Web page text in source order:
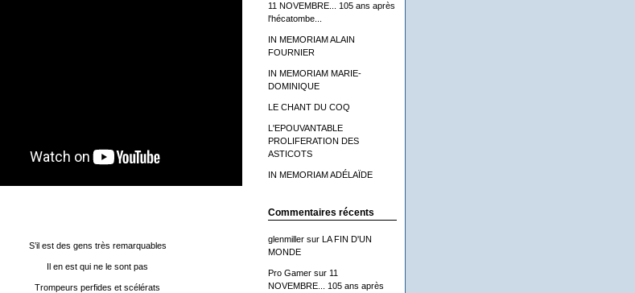
11 NOVEMBRE... 105 ans après
l'hécatombe...
IN MEMORIAM ALAIN
FOURNIER
IN MEMORIAM MARIE-
DOMINIQUE
LE CHANT DU COQ
L'EPOUVANTABLE
PROLIFERATION DES
ASTICOTS
IN MEMORIAM ADÉLAÏDE
Commentaires récents
glenmillersur LA FIN D'UN
MONDE
Pro Gamersur 11
NOVEMBRE... 105 ans après
S’il est des gens très remarquables
Il en est qui ne le sont pas
Trompeurs perfides et scélérats